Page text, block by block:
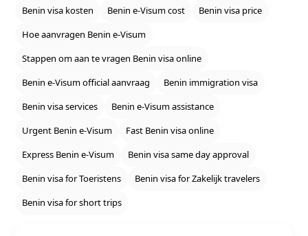
Benin visa kosten
Benin e‑Visum cost
Benin visa price
Hoe aanvragen Benin e‑Visum
Stappen om aan te vragen Benin visa online
Benin e‑Visum official aanvraag
Benin immigration visa
Benin visa services
Benin e‑Visum assistance
Urgent Benin e‑Visum
Fast Benin visa online
Express Benin e‑Visum
Benin visa same day approval
Benin visa for Toeristens
Benin visa for Zakelijk travelers
Benin visa for short trips